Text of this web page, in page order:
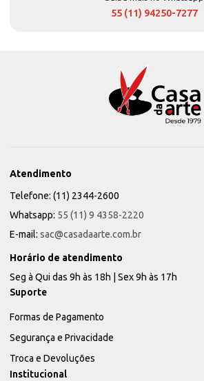
55 (11) 94250-7277
Atendimento
Telefone: (11) 2344-2600
Whatsapp: 55 (11) 9 4358-2220
E-mail: sac@casadaarte.com.br
Horário de atendimento
Seg à Qui das 9h às 18h | Sex 9h às 17h
Suporte
Formas de Pagamento
Segurança e Privacidade
Troca e Devoluções
Institucional